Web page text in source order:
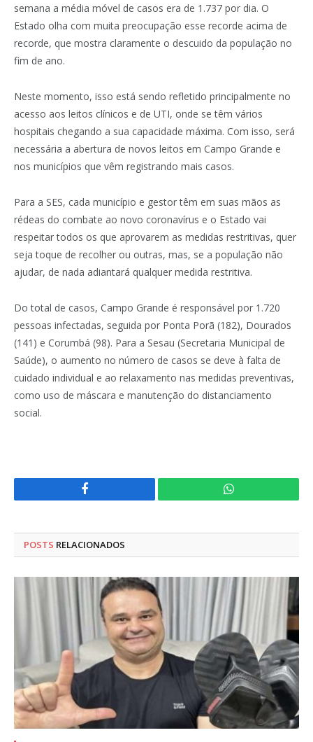
semana a média móvel de casos era de 1.737 por dia. O
Estado olha com muita preocupação esse recorde acima de
recorde, que mostra claramente o descuido da população no
fim de ano.
Neste momento, isso está sendo refletido principalmente no
acesso aos leitos clínicos e de UTI, onde se têm vários
hospitais chegando a sua capacidade máxima. Com isso, será
necessária a abertura de novos leitos em Campo Grande e
nos municípios que vêm registrando mais casos.
Para a SES, cada município e gestor têm em suas mãos as
rédeas do combate ao novo coronavírus e o Estado vai
respeitar todos os que aprovarem as medidas restritivas, quer
seja toque de recolher ou outras, mas, se a população não
ajudar, de nada adiantará qualquer medida restritiva.
Do total de casos, Campo Grande é responsável por 1.720
pessoas infectadas, seguida por Ponta Porã (182), Dourados
(141) e Corumbá (98). Para a Sesau (Secretaria Municipal de
Saúde), o aumento no número de casos se deve à falta de
cuidado individual e ao relaxamento nas medidas preventivas,
como uso de máscara e manutenção do distanciamento
social.
Facebook WhatsApp
POSTS RELACIONADOS